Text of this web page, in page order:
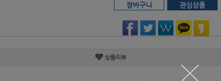
장바구니 관심상품
상품리뷰